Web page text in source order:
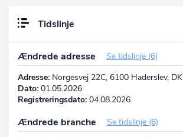
Tidslinje
Ændrede adresse
Se tidslinje (6)
Adresse: Norgesvej 22C, 6100 Haderslev, DK
Dato: 01.05.2026
Registreringsdato: 04.08.2026
Ændrede branche
Se tidslinje (6)